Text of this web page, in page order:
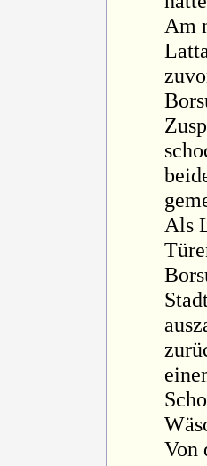
Am
Als
Von